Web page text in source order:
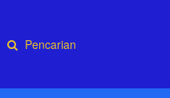
Pencarian